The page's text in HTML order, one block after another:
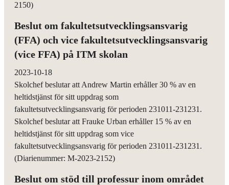
2150)
Beslut om fakultetsutvecklingsansvarig
(FFA) och vice fakultetsutvecklingsansvarig
(vice FFA) på ITM skolan
2023-10-18
Skolchef beslutar att Andrew Martin erhåller 30 % av en
heltidstjänst för sitt uppdrag som
fakultetsutvecklingsansvarig för perioden 231011-231231.
Skolchef beslutar att Frauke Urban erhåller 15 % av en
heltidstjänst för sitt uppdrag som vice
fakultetsutvecklingsansvarig för perioden 231011-231231.
(Diarienummer: M-2023-2152)
Beslut om stöd till professur inom området